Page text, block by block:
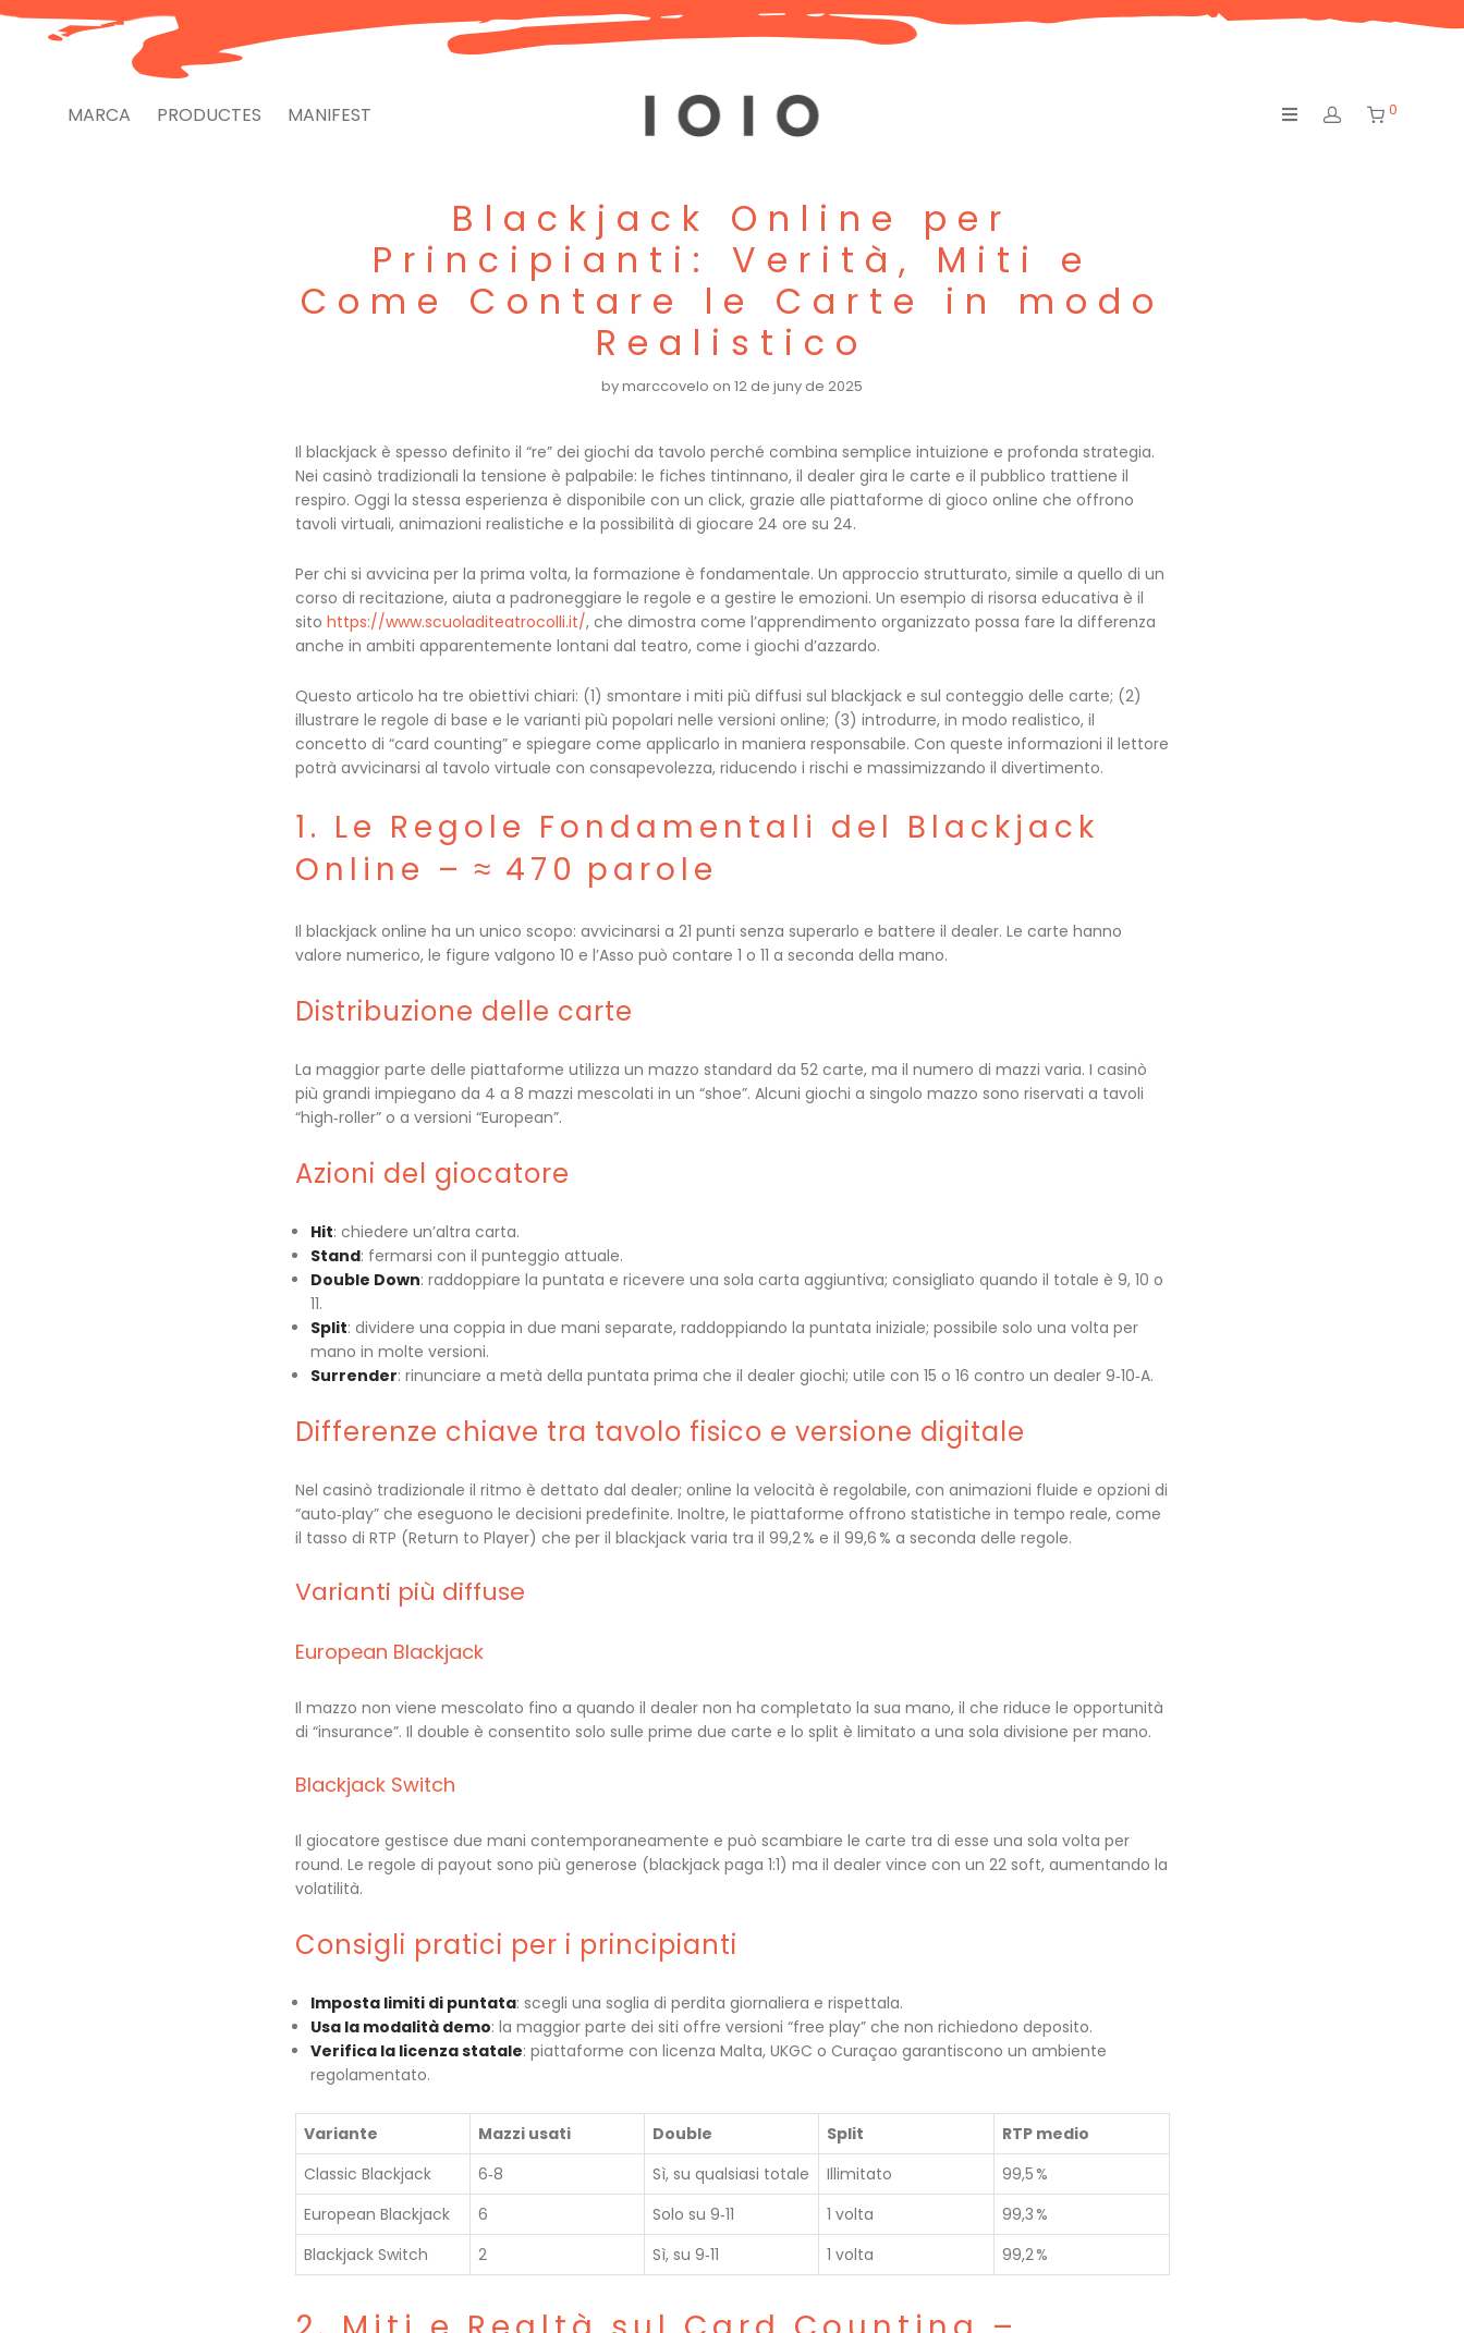
MARCA PRODUCTES MANIFEST 0
Blackjack Online per
Principianti: Verità, Miti e
Come Contare le Carte in modo
Realistico
bymarccovelo on 12 de juny de 2025
Il blackjack è spesso definito il “re” dei giochi da tavolo perché combina semplice intuizione e profonda strategia.
Nei casinò tradizionali la tensione è palpabile: le fiches tintinnano, il dealer gira le carte e il pubblico trattiene il
respiro. Oggi la stessa esperienza è disponibile con un click, grazie alle piattaforme di gioco online che offrono
tavoli virtuali, animazioni realistiche e la possibilità di giocare 24 ore su 24.
Per chi si avvicina per la prima volta, la formazione è fondamentale. Un approccio strutturato, simile a quello di un
corso di recitazione, aiuta a padroneggiare le regole e a gestire le emozioni. Un esempio di risorsa educativa è il
sito https://www.scuoladiteatrocolli.it/, che dimostra come l’apprendimento organizzato possa fare la differenza
anche in ambiti apparentemente lontani dal teatro, come i giochi d’azzardo.
Questo articolo ha tre obiettivi chiari: (1) smontare i miti più diffusi sul blackjack e sul conteggio delle carte; (2)
illustrare le regole di base e le varianti più popolari nelle versioni online; (3) introdurre, in modo realistico, il
concetto di “card counting” e spiegare come applicarlo in maniera responsabile. Con queste informazioni il lettore
potrà avvicinarsi al tavolo virtuale con consapevolezza, riducendo i rischi e massimizzando il divertimento.
1. Le Regole Fondamentali del Blackjack
Online – ≈ 470 parole
Il blackjack online ha un unico scopo: avvicinarsi a 21 punti senza superarlo e battere il dealer. Le carte hanno
valore numerico, le figure valgono 10 e l’Asso può contare 1 o 11 a seconda della mano.
Distribuzione delle carte
La maggior parte delle piattaforme utilizza un mazzo standard da 52 carte, ma il numero di mazzi varia. I casinò
più grandi impiegano da 4 a 8 mazzi mescolati in un “shoe”. Alcuni giochi a singolo mazzo sono riservati a tavoli
“high‑roller” o a versioni “European”.
Azioni del giocatore
Hit: chiedere un’altra carta.
Stand: fermarsi con il punteggio attuale.
Double Down: raddoppiare la puntata e ricevere una sola carta aggiuntiva; consigliato quando il totale è 9, 10 o
11.
Split: dividere una coppia in due mani separate, raddoppiando la puntata iniziale; possibile solo una volta per
mano in molte versioni.
Surrender: rinunciare a metà della puntata prima che il dealer giochi; utile con 15 o 16 contro un dealer 9‑10‑A.
Differenze chiave tra tavolo fisico e versione digitale
Nel casinò tradizionale il ritmo è dettato dal dealer; online la velocità è regolabile, con animazioni fluide e opzioni di
“auto‑play” che eseguono le decisioni predefinite. Inoltre, le piattaforme offrono statistiche in tempo reale, come
il tasso di RTP (Return to Player) che per il blackjack varia tra il 99,2 % e il 99,6 % a seconda delle regole.
Varianti più diffuse
European Blackjack
Il mazzo non viene mescolato fino a quando il dealer non ha completato la sua mano, il che riduce le opportunità
di “insurance”. Il double è consentito solo sulle prime due carte e lo split è limitato a una sola divisione per mano.
Blackjack Switch
Il giocatore gestisce due mani contemporaneamente e può scambiare le carte tra di esse una sola volta per
round. Le regole di payout sono più generose (blackjack paga 1:1) ma il dealer vince con un 22 soft, aumentando la
volatilità.
Consigli pratici per i principianti
Imposta limiti di puntata: scegli una soglia di perdita giornaliera e rispettala.
Usa la modalità demo: la maggior parte dei siti offre versioni “free play” che non richiedono deposito.
Verifica la licenza statale: piattaforme con licenza Malta, UKGC o Curaçao garantiscono un ambiente
regolamentato.
Variante Mazzi usati Double Split
RTP medio
Classic Blackjack
6‑8 Sì, su qualsiasi totale Illimitato
99,5 %
European Blackjack
6 Solo su 9‑11 1 volta
99,3 %
Blackjack Switch
2 Sì, su 9‑11 1 volta 99,2 %